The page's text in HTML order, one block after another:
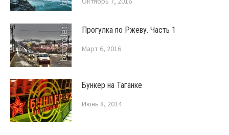
Прогулка по Ржеву. Часть 1
Март 6, 2016
Бункер на Таганке
Июнь 8, 2014